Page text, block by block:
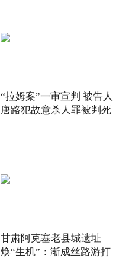
“拉姆案”一审宣判 被告人
唐路犯故意杀人罪被判死
甘肃阿克塞老县城遗址
焕“生机”：渐成丝路游打